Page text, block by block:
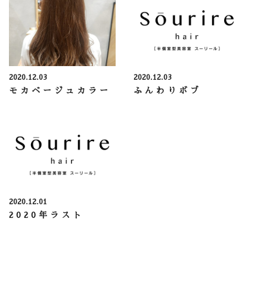
2020.12.03
モカベージュカラー
2020.12.03
ふんわりボブ
2020.12.01
2020年ラスト